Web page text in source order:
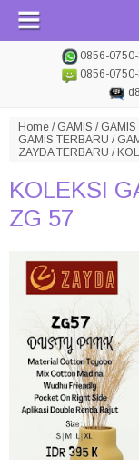
0856-
0856-
Home / GAMIS / GAMIS
GAMIS TERBARU /
ZAYDA TERBARU /
KOLEKSI
ZG 57